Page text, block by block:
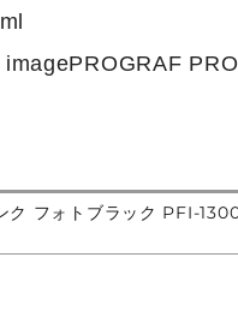
imagePROGRAF
ク フォトブラック PFI-